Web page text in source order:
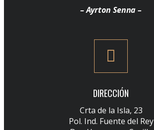
– Ayrton Senna –
DIRECCIÓN
Crta de la Isla, 23
Pol. Ind. Fuente del Rey